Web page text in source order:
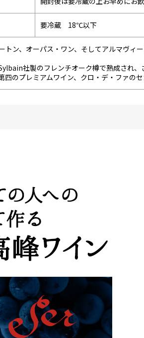
要冷蔵 18℃以下
ン、オーパス・ワン、そしてアルマヴィ
社製のフレンチオーク樽で熟成され、
四のプレミアムワイン、クロ・デ・ファのセ